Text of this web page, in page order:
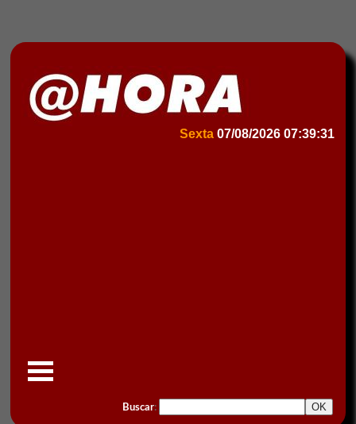
Sexta 07/08/2026 07:39:31
Buscar: